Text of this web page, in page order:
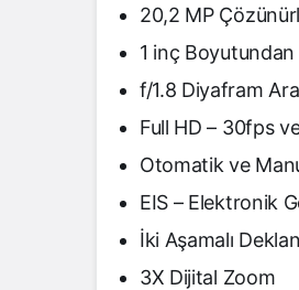
20,2 MP
1 inç
f/1.8 Diyafram
Full HD – 30fps
Otomatik ve
EIS – Elektronik
İki Aşamalı
3X Dijital Zoom